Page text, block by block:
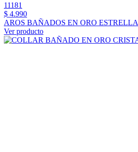
11181
$ 4.990
AROS BAÑADOS EN ORO ESTRELLA
Ver producto